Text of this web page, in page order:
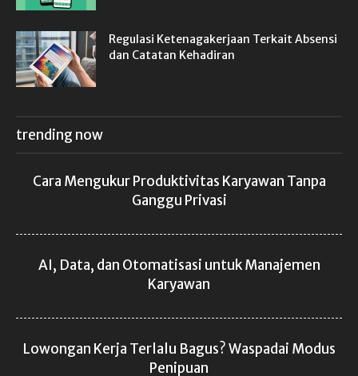
Regulasi Ketenagakerjaan Terkait Absensi
dan Catatan Kehadiran
trending now
Cara Mengukur Produktivitas Karyawan Tanpa
Ganggu Privasi
AI, Data, dan Otomatisasi untuk Manajemen
Karyawan
Lowongan Kerja Terlalu Bagus? Waspadai Modus
Penipuan